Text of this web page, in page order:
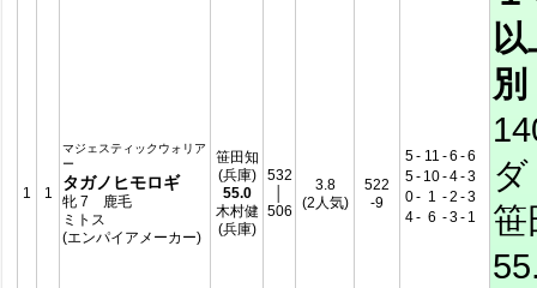
1 1
マジェスティックウォリア
ー
タガノヒモロギ
牝 7 鹿毛
ミトス
(エンパイアメーカー)
笹田知
(兵庫)
55.0
木村健
(兵庫)
532
506
3.8
(2人気)
522
-9
5- 11 -6 -6
5- 10-4-3
0- 1 -2 -3
4- 6 -3- 1
以
別